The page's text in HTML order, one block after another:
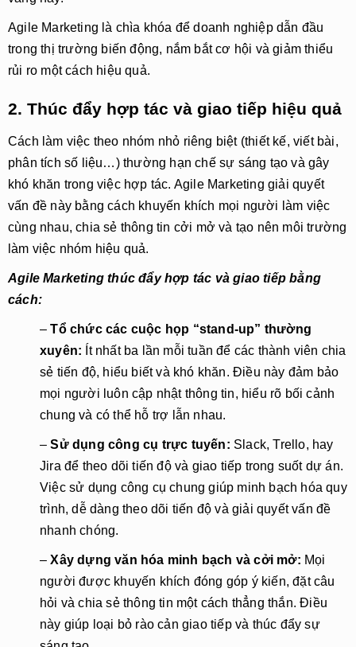
Agile Marketing là chìa khóa để doanh nghiệp dẫn đầu
trong thị trường biến động, nắm bắt cơ hội và giảm thiểu
rủi ro một cách hiệu quả.
2. Thúc đẩy hợp tác và giao tiếp hiệu quả
Cách làm việc theo nhóm nhỏ riêng biệt (thiết kế, viết bài,
phân tích số liệu…) thường hạn chế sự sáng tạo và gây
khó khăn trong việc hợp tác. Agile Marketing giải quyết
vấn đề này bằng cách khuyến khích mọi người làm việc
cùng nhau, chia sẻ thông tin cởi mở và tạo nên môi trường
làm việc nhóm hiệu quả.
Agile Marketing thúc đẩy hợp tác và giao tiếp bằng
cách:
–Tổ chức các cuộc họp “stand-up” thường
xuyên: Ít nhất ba lần mỗi tuần để các thành viên chia
sẻ tiến độ, hiểu biết và khó khăn. Điều này đảm bảo
mọi người luôn cập nhật thông tin, hiểu rõ bối cảnh
chung và có thể hỗ trợ lẫn nhau.
–Sử dụng công cụ trực tuyến: Slack, Trello, hay
Jira để theo dõi tiến độ và giao tiếp trong suốt dự án.
Việc sử dụng công cụ chung giúp minh bạch hóa quy
trình, dễ dàng theo dõi tiến độ và giải quyết vấn đề
nhanh chóng.
–Xây dựng văn hóa minh bạch và cởi mở: Mọi
người được khuyến khích đóng góp ý kiến, đặt câu
hỏi và chia sẻ thông tin một cách thẳng thắn. Điều
này giúp loại bỏ rào cản giao tiếp và thúc đẩy sự